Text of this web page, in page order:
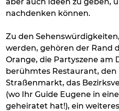
nachdenken können.
Zu den
werden, gehören der Rand
Orange, die Partyszene am
berühmtes Restaurant, den
Straßenmarkt, das
(wo Ihr Guide Eugene in
geheiratet hat!), ein